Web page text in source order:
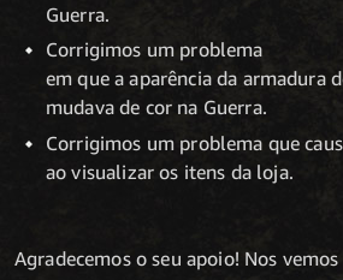
Guerra.
Corrigimos um problema
em que a aparência da armadura
mudava de cor na Guerra.
Corrigimos um problema que
ao visualizar os itens da loja.
Agradecemos o seu apoio! Nos